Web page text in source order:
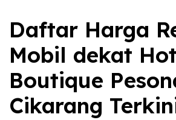
Daftar Harga
Mobil dekat
Boutique
Cikarang